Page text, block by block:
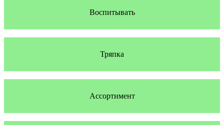
Воспитывать
Тряпка
Ассортимент